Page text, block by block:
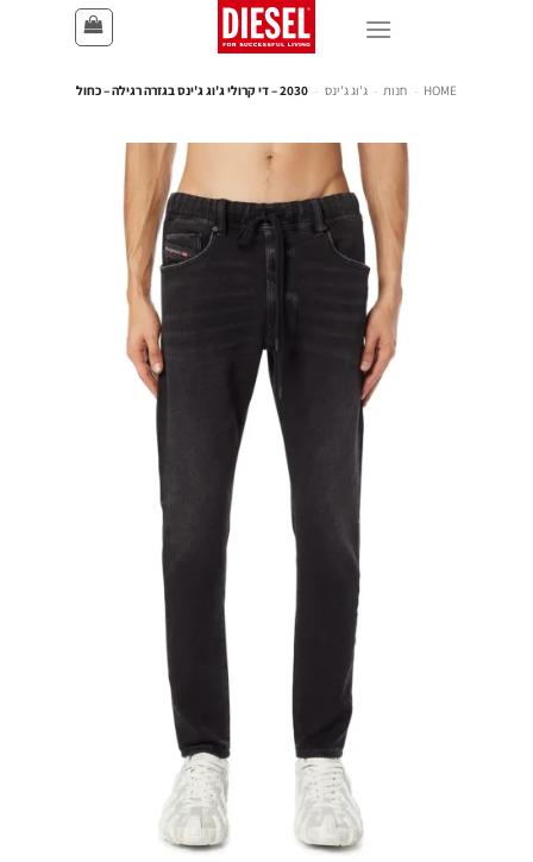
HOME
- חנות - ג'וג ג'ינס - 2030 – די קרולי ג'וג ג'ינס בגזרה רגילה – כחול